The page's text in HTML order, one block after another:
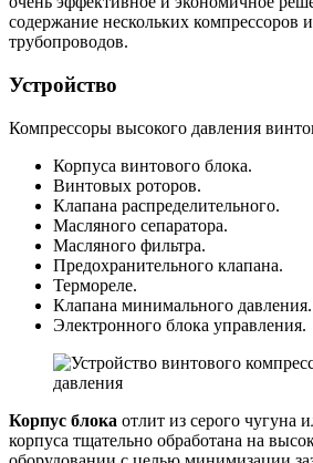
содержание нескольких компрессоров
трубопроводов.
Устройство
Компрессоры высокого давления
Корпуса винтового блока.
Винтовых роторов.
Клапана распределительного.
Масляного сепаратора.
Масляного фильтра.
Предохранительного клапана.
Термореле.
Клапана минимального давления.
Электронного блока управления.
Корпус блока отлит из серого чугуна
корпуса тщательно обработана на